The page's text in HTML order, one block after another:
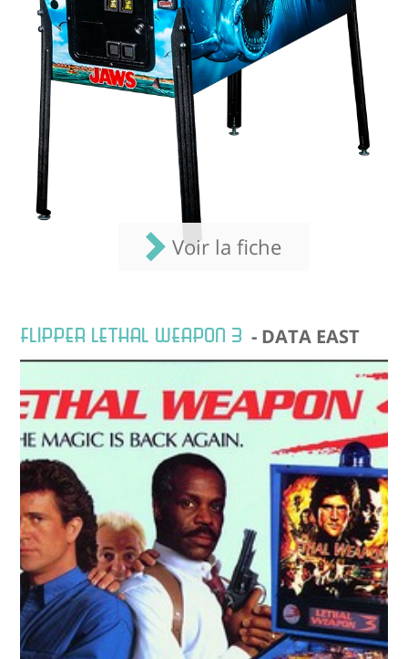
Voir la fiche
FLIPPER LETHAL WEAPON 3 - DATA EAST